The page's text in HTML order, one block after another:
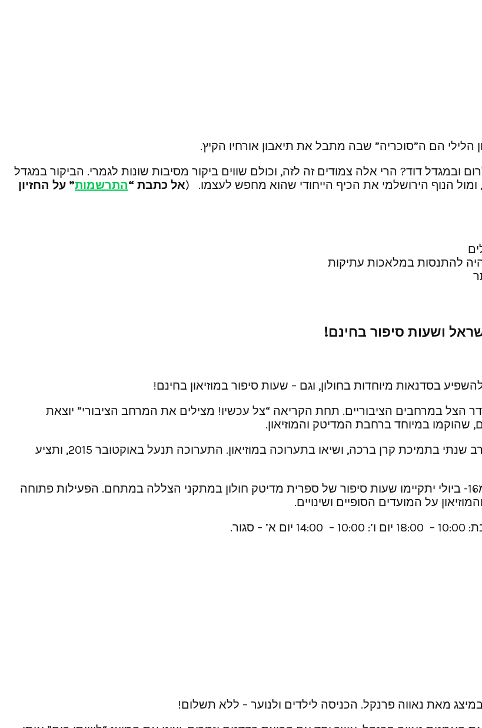
הלילי הם ה”סוכריה” שבה מתבל את תיאבון אורחיו הקיץ.
דוד? הרי אלה צמודים זה לזה, וכולם שווים ביקור מסיבות שונות לגמרי. הביקור במגדל
הנוף הירושלמי את הכיף הייחודי שהוא מחפש לעצמו. (אל כתבת “התרשמות” על החזיון
להתנסות במלאכות עתיקות
ושעות סיפור בחינם!
בסדנאות מיוחדות בחולון, וגם – שעות סיפור במוזיאון בחינם!
הצל במרחבים הציבוריים. תחת הקריאה “צל עכשיו! מצילים את המרחב הציבורי” יוצאת
שהוקמו במיוחד ברחבת המדיטק והמוזיאון.
המתקנים הם זוכי תחרות בינלאומית שנערכה במסגרת פרויקט רב שנתי בתמיכת קרן ברכה, ושיאו בתערוכה במוזיאון. התערוכה תנעל באוקטובר 2015, ותציע
שעות סיפור מטעם ספרית המדיטק: מדי חמישי ב- 17:30, החל מ16- ביולי יתקיימו שעות סיפור של ספרית מדיטק חולון במתקני הצללה במתחם. הפעילות פתוחה
על המועדים הסופיים ושינויים.
מאת נאווה פרנקל. הכניסה לילדים ולנוער – ללא תשלום!